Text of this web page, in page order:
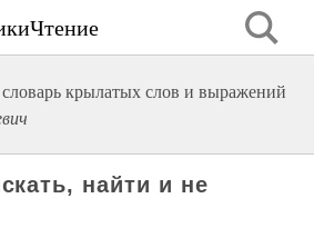
крылатых слов и выражений
найти и не